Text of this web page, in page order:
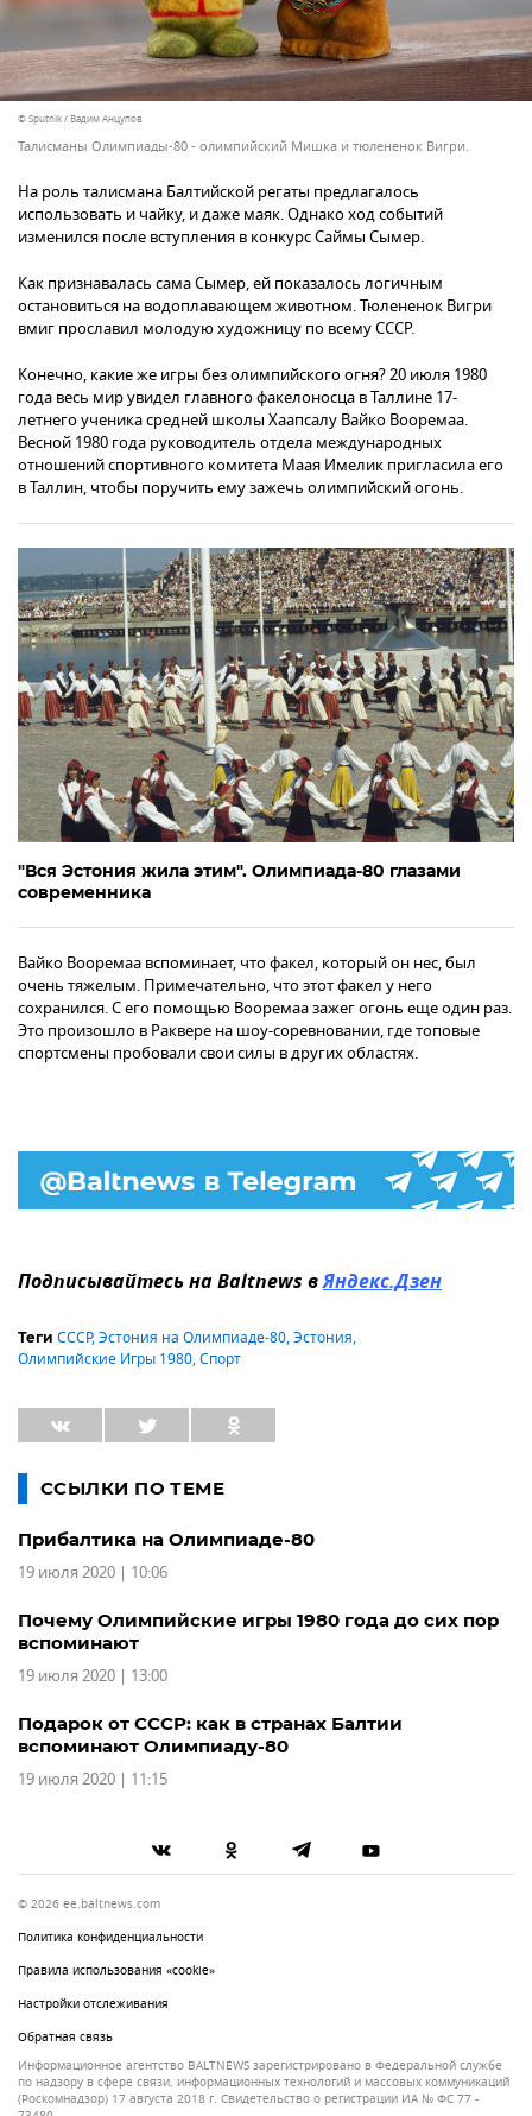
© Sputnik / Вадим Анцупов
Талисманы Олимпиады-80 - олимпийский Мишка и тюлененок Вигри.
На роль талисмана Балтийской регаты предлагалось
использовать и чайку, и даже маяк. Однако ход событий
изменился после вступления в конкурс Саймы Сымер.
Как признавалась сама Сымер, ей показалось логичным
остановиться на водоплавающем животном. Тюлененок Вигри
вмиг прославил молодую художницу по всему СССР.
Конечно, какие же игры без олимпийского огня? 20 июля 1980
года весь мир увидел главного факелоносца в Таллине 17-
летнего ученика средней школы Хаапсалу Вайко Вооремаа.
Весной 1980 года руководитель отдела международных
отношений спортивного комитета Маая Имелик пригласила его
в Таллин, чтобы поручить ему зажечь олимпийский огонь.
"Вся Эстония жила этим". Олимпиада-80 глазами
современника
Вайко Вооремаа вспоминает, что факел, который он нес, был
очень тяжелым. Примечательно, что этот факел у него
сохранился. С его помощью Вооремаа зажег огонь еще один раз.
Это произошло в Раквере на шоу-соревновании, где топовые
спортсмены пробовали свои силы в других областях.
Подписывайтесь на Baltnews вЯндекс.Дзен
Теги СССР,Эстония на Олимпиаде-80,Эстония,
Олимпийские Игры 1980,Спорт
ССЫЛКИ ПО ТЕМЕ
Прибалтика на Олимпиаде-80
19 июля 2020 | 10:06
Почему Олимпийские игры 1980 года до сих пор
вспоминают
19 июля 2020 | 13:00
Подарок от СССР: как в странах Балтии
вспоминают Олимпиаду-80
19 июля 2020 | 11:15
© 2026 ee.baltnews.com
Политика конфиденциальности
Правила использования «cookie»
Настройки отслеживания
Обратная связь
Информационное агентство BALTNEWS зарегистрировано в Федеральной службе
по надзору в сфере связи, информационных технологий и массовых коммуникаций
(Роскомнадзор) 17 августа 2018 г. Свидетельство о регистрации ИА № ФС 77 -